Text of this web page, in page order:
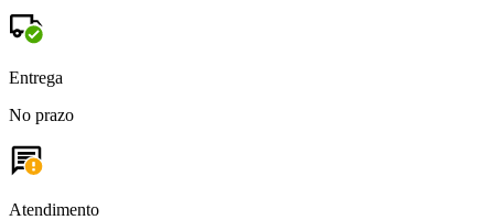
Entrega
No prazo
Atendimento